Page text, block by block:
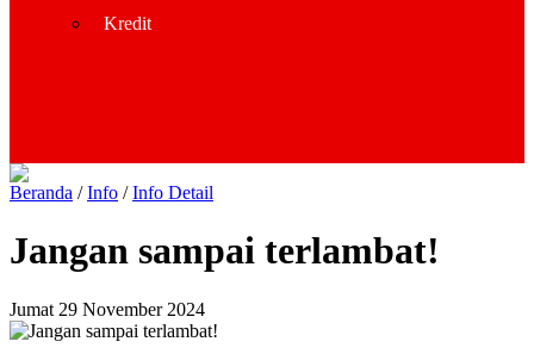
Kredit
Beranda /Info /Info Detail
Jangan sampai terlambat!
Jumat 29 November 2024